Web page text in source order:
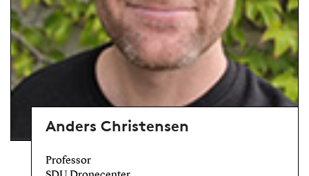
Anders Christensen
Professor